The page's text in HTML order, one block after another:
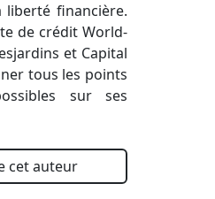
liberté financière.
de crédit World-
et Capital
tous les points
sur ses
cet auteur